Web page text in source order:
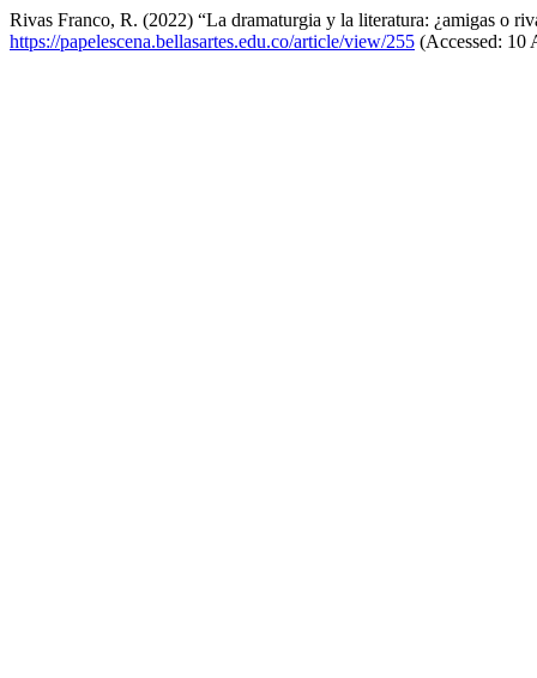
Rivas Franco, R. (2022) “La dramaturgia y la literatura: ¿amigas o
https://papelescena.bellasartes.edu.co/article/view/255 (Accessed: 10